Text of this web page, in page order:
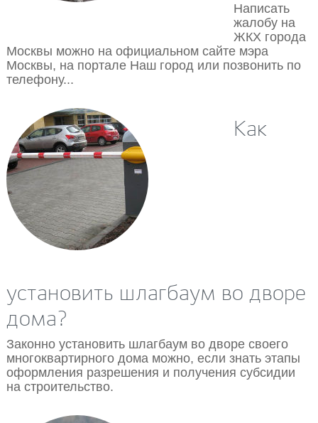
Написать
жалобу на
ЖКХ города
Москвы можно на официальном сайте мэра
Москвы, на портале Наш город или позвонить по
телефону...
Как
установить шлагбаум во дворе
дома?
Законно установить шлагбаум во дворе своего
многоквартирного дома можно, если знать этапы
оформления разрешения и получения субсидии
на строительство.